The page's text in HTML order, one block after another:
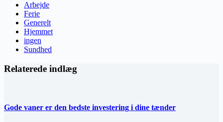
Arbejde
Ferie
Generelt
Hjemmet
ingen
Sundhed
Relaterede indlæg
Gode vaner er den bedste investering i dine tænder